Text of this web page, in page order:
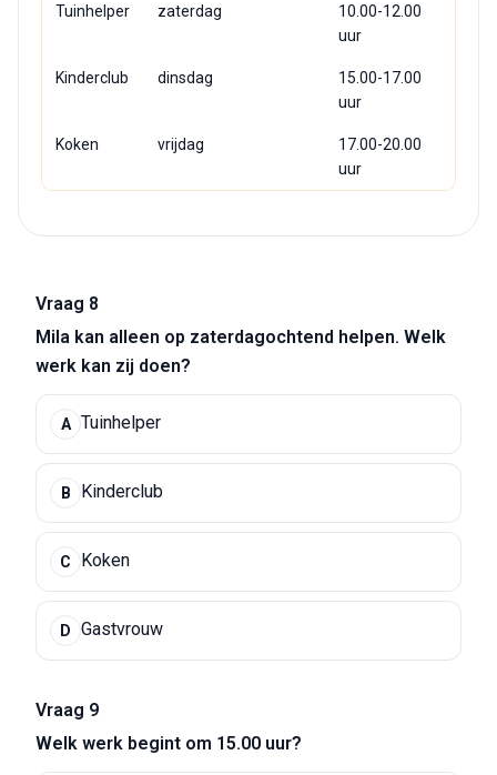
Tuinhelper zaterdag
10.00-12.00
uur
Kinderclub dinsdag
15.00-17.00
uur
Koken vrijdag
17.00-20.00
uur
Vraag 8
Mila kan alleen op zaterdagochtend helpen. Welk
werk kan zij doen?
A Tuinhelper
B Kinderclub
C Koken
D Gastvrouw
Vraag 9
Welk werk begint om 15.00 uur?